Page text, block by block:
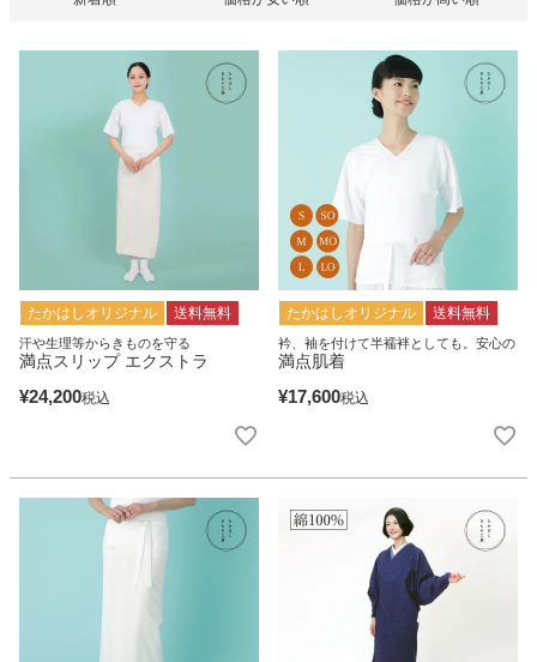
たかはしオリジナル 送料無料
汗や生理等からきものを守る
満点スリップ エクストラ
¥24,200税込
たかはしオリジナル 送料無料
衿、袖を付けて半襦袢としても。安心の
満点肌着
¥17,600税込